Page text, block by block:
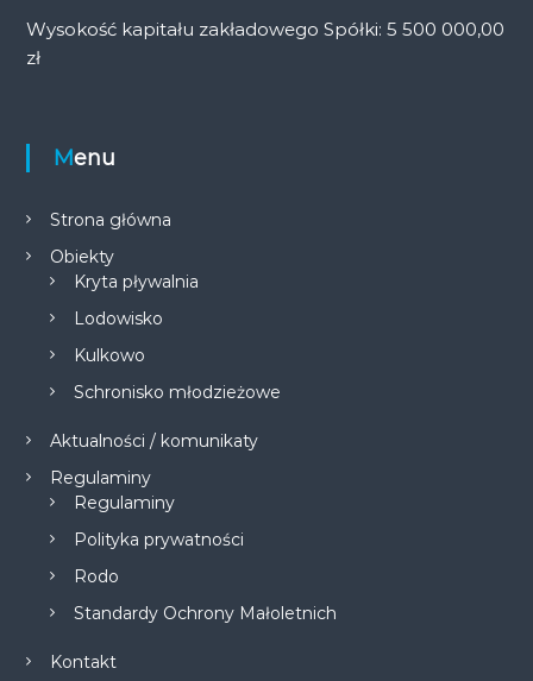
Wysokość kapitału zakładowego Spółki: 5 500 000,00
zł
Menu
Strona główna
Obiekty
Kryta pływalnia
Lodowisko
Kulkowo
Schronisko młodzieżowe
Aktualności / komunikaty
Regulaminy
Regulaminy
Polityka prywatności
Rodo
Standardy Ochrony Małoletnich
Kontakt